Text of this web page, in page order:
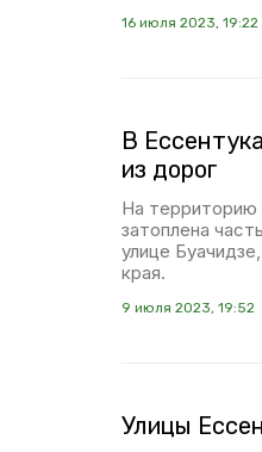
16 июля 2023, 19:22
В
из дорог
На территорию
затоплена
улице
края.
9 июля 2023, 19:52
Улицы